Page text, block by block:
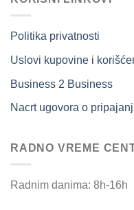
Politika privatnosti
Uslovi kupovine i
Business 2 Business
Nacrt ugovora o
RADNO VREME
Radnim danima: 8h-16h